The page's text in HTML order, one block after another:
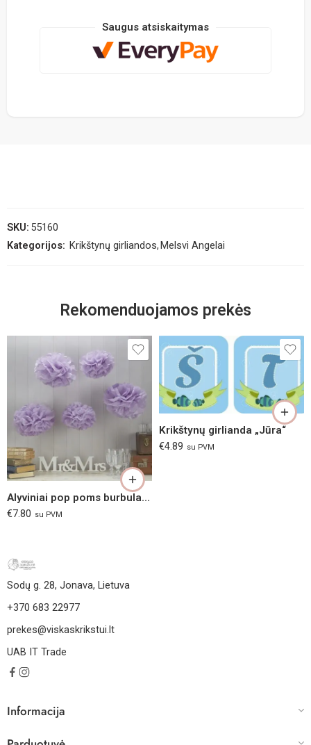
Saugus atsiskaitymas
SKU: 55160
Kategorijos: Krikštynų girliandos, Melsvi Angelai
Rekomenduojamos prekės
Alyviniai pop poms burbulai 5 vnt.
€7.80 su PVM
Krikštynų girlianda „Jūra“
€4.89 su PVM
Sodų g. 28, Jonava, Lietuva
+370 683 22977
prekes@viskaskrikstui.lt
UAB IT Trade
Informacija